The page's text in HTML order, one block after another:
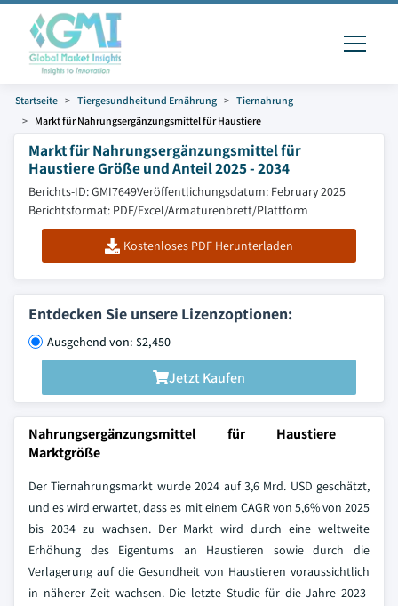
Startseite Tiergesundheit und Ernährung
Tiernahrung
Markt für Nahrungsergänzungsmittel für Haustiere
Markt für Nahrungsergänzungsmittel für
Haustiere Größe und Anteil 2025 - 2034
Berichts-ID: GMI7649Veröffentlichungsdatum: February 2025
Berichtsformat: PDF/Excel/Armaturenbrett/Plattform
Kostenloses PDF Herunterladen
Entdecken Sie unsere Lizenzoptionen:
Ausgehend von: $2,450
Jetzt Kaufen
Nahrungsergänzungsmittel für Haustiere
Marktgröße
Der Tiernahrungsmarkt wurde 2024 auf 3,6 Mrd. USD geschätzt,
und es wird erwartet, dass es mit einem CAGR von 5,6% von 2025
bis 2034 zu wachsen. Der Markt wird durch eine weltweite
Erhöhung des Eigentums an Haustieren sowie durch die
Verlagerung auf die Gesundheit von Haustieren voraussichtlich
in näherer Zeit wachsen. Die letzte Studie für die Jahre 2023-